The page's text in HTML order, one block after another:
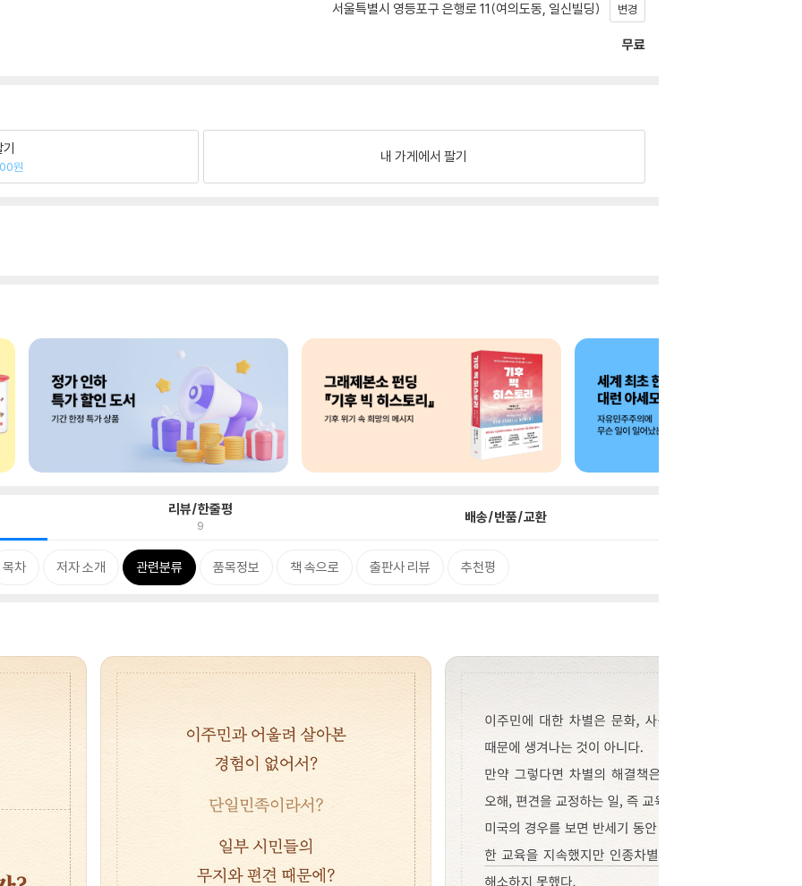
서울특별시 영등포구 은행로 11(여의도동, 일신빌딩) 변경
무료
원
내 가게에서 팔기
리뷰/한줄평
9 배송/반품/교환
목차 저자 소개 관련분류 품목정보 책 속으로 출판사 리뷰 추천평